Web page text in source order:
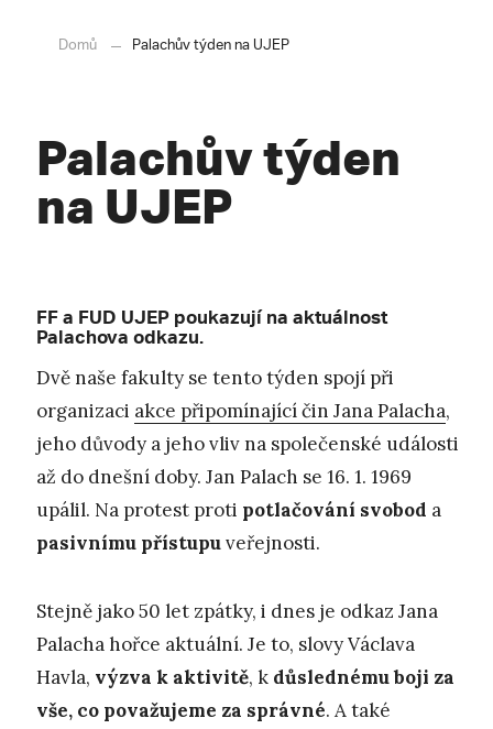
Domů Palachův týden na UJEP
Palachův týden
na UJEP
FF a FUD UJEP poukazují na aktuálnost
Palachova odkazu.
Dvě naše fakulty se tento týden spojí při
organizaci akce připomínající čin Jana Palacha,
jeho důvody a jeho vliv na společenské události
až do dnešní doby. Jan Palach se 16. 1. 1969
upálil. Na protest proti potlačování svobod a
pasivnímu přístupuveřejnosti.
Stejně jako 50 let zpátky, i dnes je odkaz Jana
Palacha hořce aktuální. Je to, slovy Václava
Havla, výzva k aktivitě, k důslednému boji za
vše, co považujeme za správné. A také